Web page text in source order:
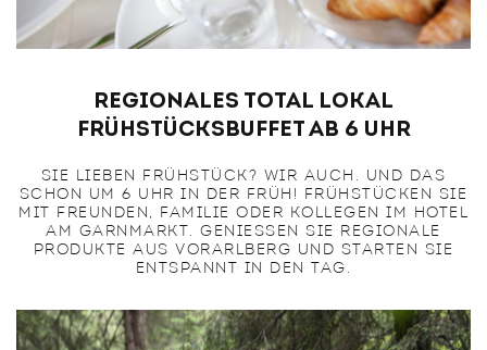
REGIONALES TOTAL LOKAL
FRÜHSTÜCKSBUFFET ab 6 uhr
SIE LIEBEN FRÜHSTÜCK? WIR AUCH. UND DAS
SCHON UM 6 UHR IN DER FRÜH! FRÜHSTÜCKEN SIE
MIT FREUNDEN, FAMILIE ODER KOLLEGEN IM HOTEL
AM GARNMARKT. GENIESSEN SIE REGIONALE P
RODUKTE AUS VORARLBERG UND STARTEN SIE E
NTSPANNT IN DEN TAG.